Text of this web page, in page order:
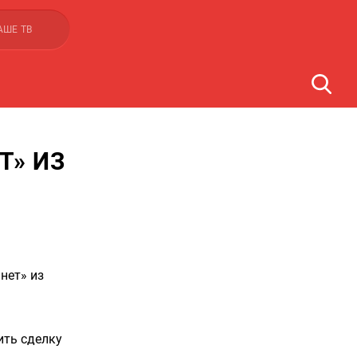
ТВ
ИЗ
из
сделку